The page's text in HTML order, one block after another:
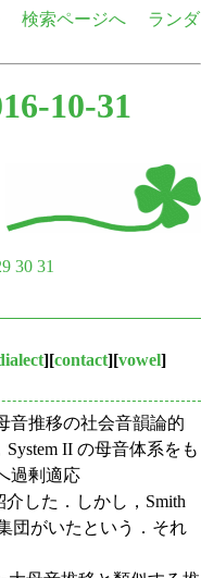
検索ページへ
ランダ
10-31
30 31
][contact][vowel]
音推移の社会音韻論的
System II の母音体系をも
過剰適応
した．しかし，Smith
団がいたという．それ